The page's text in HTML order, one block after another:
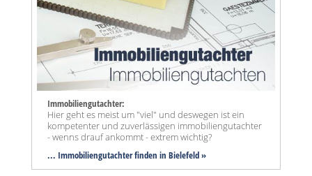
Immobiliengutachter:
Hier geht es meist um "viel" und deswegen ist ein
kompetenter und zuverlässigen immobiliengutachter
- wenns drauf ankommt - extrem wichtig?
... Immobiliengutachter finden in Bielefeld »